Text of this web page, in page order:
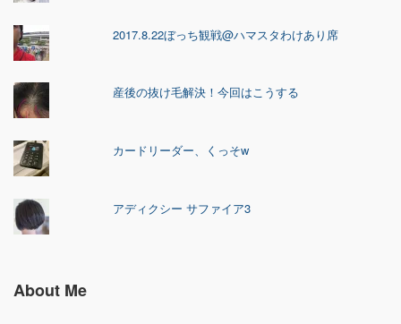
2017.8.22ぼっち観戦@ハマスタわけあり席
産後の抜け毛解決！今回はこうする
カードリーダー、くっそw
アディクシー サファイア3
About Me